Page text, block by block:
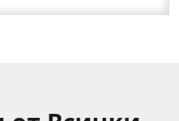
да изберат Годеч